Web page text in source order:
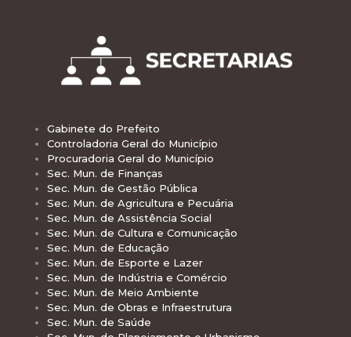
Gabinete do Prefeito
Controladoria Geral do Município
Procuradoria Geral do Município
Sec. Mun. de Finanças
Sec. Mun. de Gestão Pública
Sec. Mun. de Agricultura e Pecuária
Sec. Mun. de Assistência Social
Sec. Mun. de Cultura e Comunicação
Sec. Mun. de Educação
Sec. Mun. de Esporte e Lazer
Sec. Mun. de Indústria e Comércio
Sec. Mun. de Meio Ambiente
Sec. Mun. de Obras e Infraestrutura
Sec. Mun. de Saúde